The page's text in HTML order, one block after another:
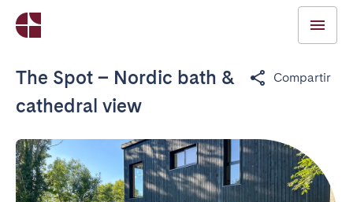
The Spot – Nordic bath &
cathedral view
Compartir